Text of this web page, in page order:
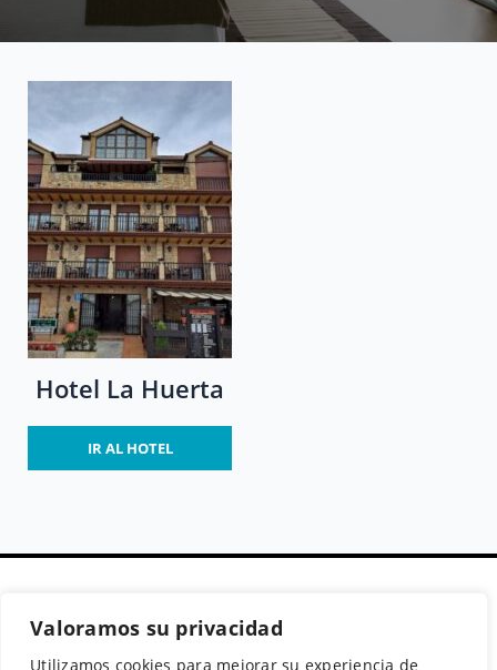
Valoramos su privacidad
Utilizamos cookies para mejorar su experiencia de
Hotel La Huerta
IR AL HOTEL
Secciones Políticas